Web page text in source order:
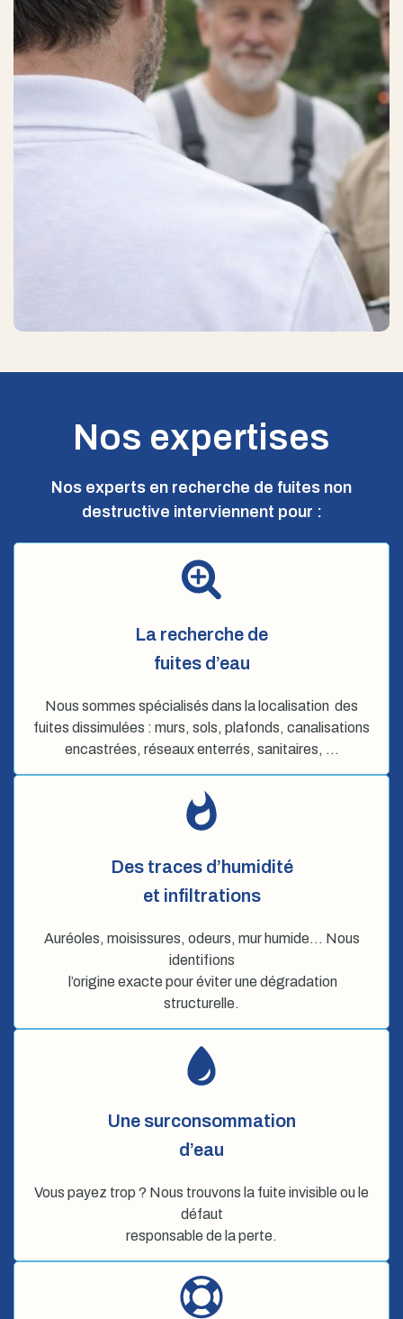
Nos expertises
Nos experts en recherche de fuites non
destructive interviennent pour :
La recherche de
fuites d’eau
Nous sommes spécialisés dans la localisation des
fuites dissimulées : murs, sols, plafonds, canalisations
encastrées, réseaux enterrés, sanitaires, …
Des traces d’humidité
et infiltrations
Auréoles, moisissures, odeurs, mur humide… Nous
identifions
l’origine exacte pour éviter une dégradation
structurelle.
Une surconsommation
d’eau
Vous payez trop ? Nous trouvons la fuite invisible ou le
défaut
responsable de la perte.